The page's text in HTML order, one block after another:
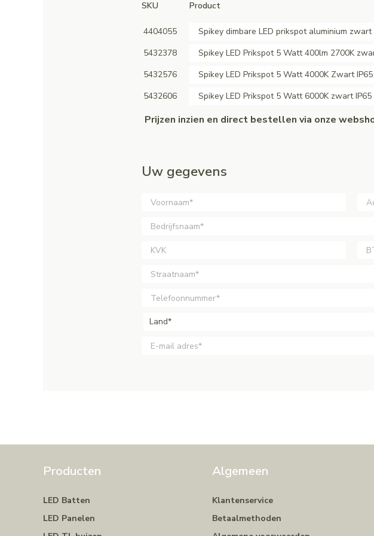
SKU Product
4404055 Spikey dimbare LED prikspot aluminium
5432378
Spikey LED Prikspot 5 Watt 400lm 2700K
5432576
Spikey LED Prikspot 5 Watt 4000K Zwart
5432606
Spikey LED Prikspot 5 Watt 6000K zwart
Prijzen inzien en direct bestellen via onze
Uw gegevens
Land*
Producten
LED Batten
LED Panelen
Algemeen
Klantenservice
Betaalmethoden